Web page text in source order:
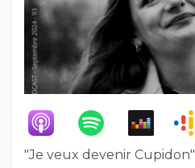
"Je veux devenir Cupidon"